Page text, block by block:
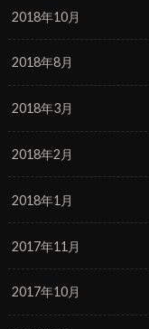
2018年10月
2018年8月
2018年3月
2018年2月
2018年1月
2017年11月
2017年10月